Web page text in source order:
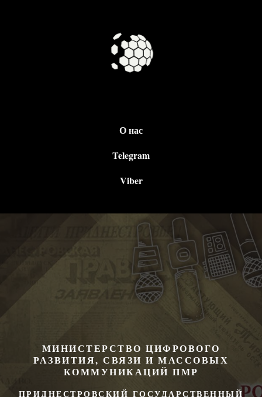
О нас
Telegram
Viber
МИНИСТЕРСТВО ЦИФРОВОГО
РАЗВИТИЯ, СВЯЗИ И МАССОВЫХ
КОММУНИКАЦИЙ ПМР
ПРИДНЕСТРОВСКИЙ ГОСУДАРСТВЕННЫЙ